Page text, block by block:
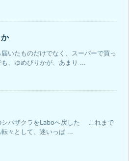
いたものだけでなく、スーパーで買っ
も、ゆめぴりかが、あまり ...
バザクラをLaboへ戻した これまで
々として、迷いっぱ ...